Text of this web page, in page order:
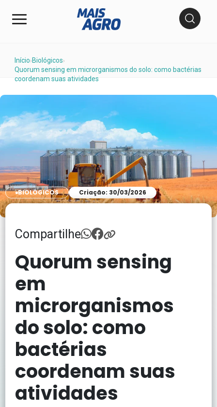
Início› Biológicos›
Quorum sensing em microrganismos do solo: como bactérias
coordenam suas atividades
BIOLÓGICOS Criação: 30/03/2026
Compartilhe
Quorum sensing
em
microrganismos
do solo: como
bactérias
coordenam suas
atividades